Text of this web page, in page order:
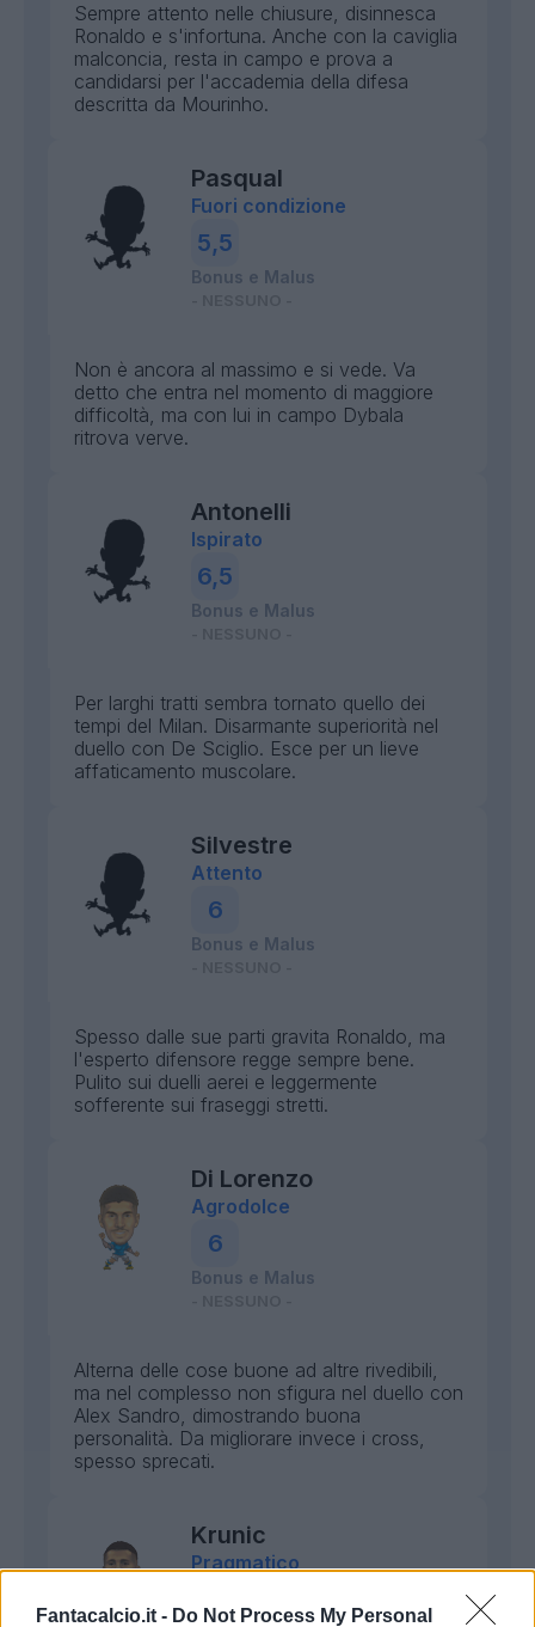
Fantacalcio.it - Do Not Process My Personal
Sempre attento nelle chiusure, disinnesca
Ronaldo e s'infortuna. Anche con la caviglia
malconcia, resta in campo e prova a
candidarsi per l'accademia della difesa
descritta da Mourinho.
Pasqual
Fuori condizione
5,5
Bonus e Malus
Non è ancora al massimo e si vede. Va
detto che entra nel momento di maggiore
difficoltà, ma con lui in campo Dybala
ritrova verve.
Antonelli
Ispirato
6,5
Bonus e Malus
Per larghi tratti sembra tornato quello dei
tempi del Milan. Disarmante superiorità nel
duello con De Sciglio. Esce per un lieve
affaticamento muscolare.
Silvestre
Attento
6
Bonus e Malus
Spesso dalle sue parti gravita Ronaldo, ma
l'esperto difensore regge sempre bene.
Pulito sui duelli aerei e leggermente
sofferente sui fraseggi stretti.
Di Lorenzo
Agrodolce
6
Bonus e Malus
Alterna delle cose buone ad altre rivedibili,
ma nel complesso non sfigura nel duello con
Alex Sandro, dimostrando buona
personalità. Da migliorare invece i cross,
spesso sprecati.
Krunic
Pragmatico